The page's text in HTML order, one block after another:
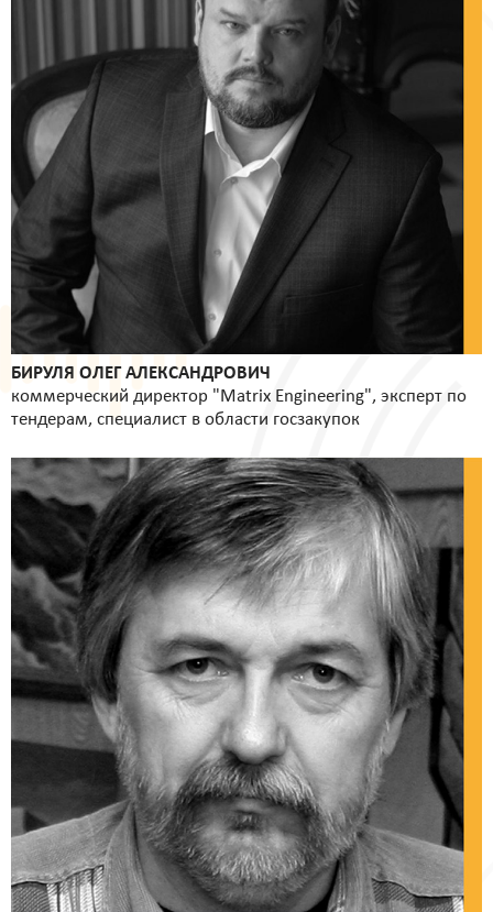
БИРУЛЯ ОЛЕГ АЛЕКСАНДРОВИЧ
коммерческий директор "Matrix Engineering", эксперт по
тендерам, специалист в области госзакупок